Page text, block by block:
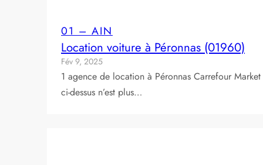
01 – AIN
Location voiture à Péronnas (01960)
Fév 9, 2025
1 agence de location à Péronnas Carrefour
ci-dessus n’est plus…